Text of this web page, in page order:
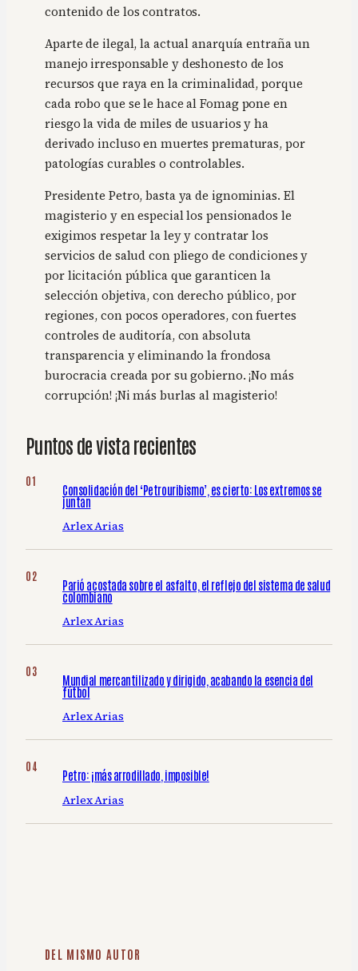
contenido de los contratos.
Aparte de ilegal, la actual anarquía entraña un
manejo irresponsable y deshonesto de los
recursos que raya en la criminalidad, porque
cada robo que se le hace al Fomag pone en
riesgo la vida de miles de usuarios y ha
derivado incluso en muertes prematuras, por
patologías curables o controlables.
Presidente Petro, basta ya de ignominias. El
magisterio y en especial los pensionados le
exigimos respetar la ley y contratar los
servicios de salud con pliego de condiciones y
por licitación pública que garanticen la
selección objetiva, con derecho público, por
regiones, con pocos operadores, con fuertes
controles de auditoría, con absoluta
transparencia y eliminando la frondosa
burocracia creada por su gobierno. ¡No más
corrupción! ¡Ni más burlas al magisterio!
Puntos de vista recientes
Consolidación del ‘Petrouribismo’, es cierto: Los extremos se
juntan
Arlex Arias
Parió acostada sobre el asfalto, el reflejo del sistema de salud
colombiano
Arlex Arias
Mundial mercantilizado y dirigido, acabando la esencia del
fútbol
Arlex Arias
Petro: ¡más arrodillado, imposible!
Arlex Arias
DEL MISMO AUTOR